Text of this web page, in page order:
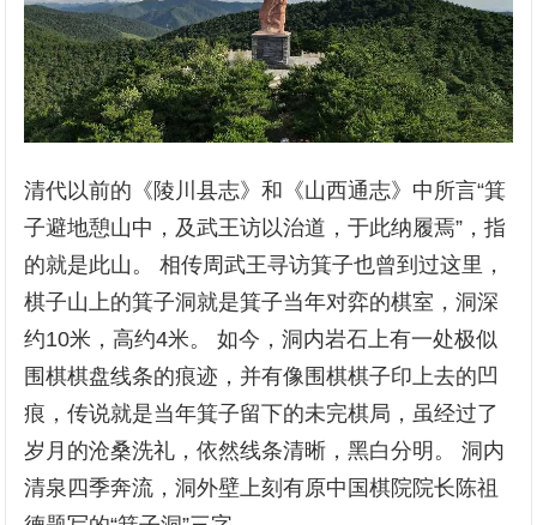
清代以前的《陵川县志》和《山西通志》中所言“箕
子避地憩山中，及武王访以治道，于此纳履焉”，指
的就是此山。 相传周武王寻访箕子也曾到过这里，
棋子山上的箕子洞就是箕子当年对弈的棋室，洞深
约10米，高约4米。 如今，洞内岩石上有一处极似
围棋棋盘线条的痕迹，并有像围棋棋子印上去的凹
痕，传说就是当年箕子留下的未完棋局，虽经过了
岁月的沧桑洗礼，依然线条清晰，黑白分明。 洞内
清泉四季奔流，洞外壁上刻有原中国棋院院长陈祖